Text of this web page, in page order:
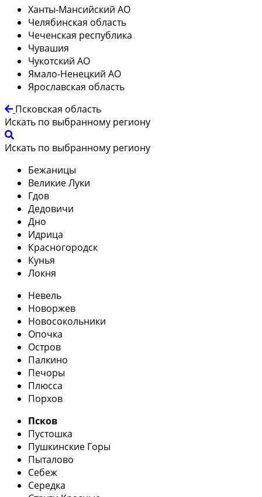
Ханты-Мансийский АО
Челябинская область
Чеченская республика
Чувашия
Чукотский АО
Ямало-Ненецкий АО
Ярославская область
Псковская область
Искать по выбранному региону
Искать по выбранному региону
Бежаницы
Великие Луки
Гдов
Дедовичи
Дно
Идрица
Красногородск
Кунья
Локня
Невель
Новоржев
Новосокольники
Опочка
Остров
Палкино
Печоры
Плюсса
Порхов
Псков
Пустошка
Пушкинские Горы
Пыталово
Себеж
Середка